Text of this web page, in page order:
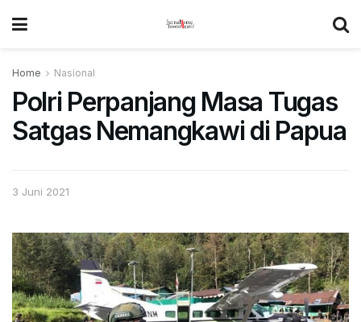
Home Nasional
Polri Perpanjang Masa Tugas
Satgas Nemangkawi di Papua
3 Juni 2021